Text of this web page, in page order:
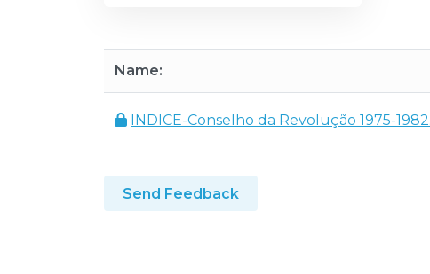
Name:
INDICE-Conselho da Revolução 1975-
Send Feedback